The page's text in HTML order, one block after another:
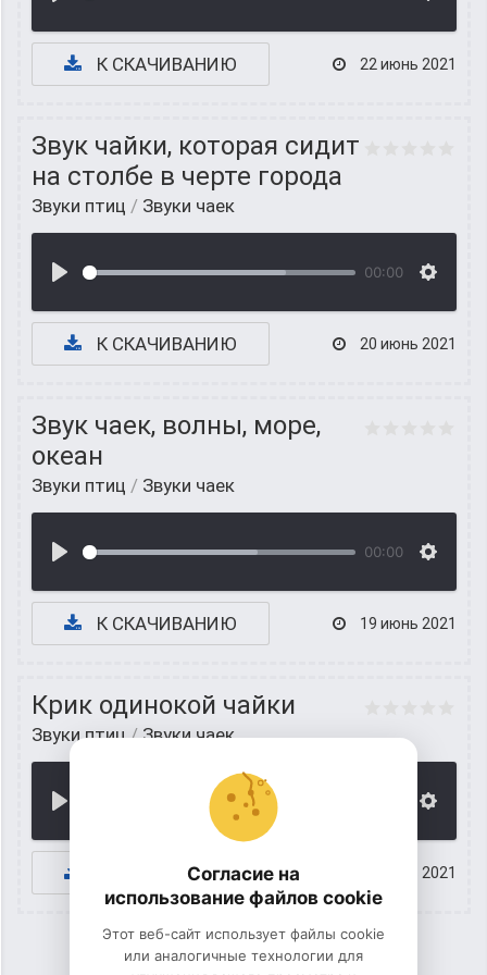
К СКАЧИВАНИЮ 22 июнь 2021
Звук чайки, которая сидит
на столбе в черте города
Звуки птиц / Звуки чаек
00:00
К СКАЧИВАНИЮ 20 июнь 2021
Звук чаек, волны, море,
океан
Звуки птиц / Звуки чаек
00:00
К СКАЧИВАНИЮ 19 июнь 2021
Крик одинокой чайки
Звуки птиц/Звуки чаек
К СКАЧИВАНИЮ 18 июнь 2021
Согласие на
использование файлов cookie
Этот веб-сайт использует файлы cookie
или аналогичные технологии для